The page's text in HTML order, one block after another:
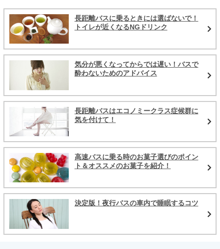
長距離バスに乗るときには選ばないで！
トイレが近くなるNGドリンク
気分が悪くなってからでは遅い！バスで
酔わないためのアドバイス
長距離バスはエコノミークラス症候群に
気を付けて！
高速バスに乗る時のお菓子選びのポイン
ト＆オススメのお菓子を紹介！
決定版！夜行バスの車内で睡眠するコツ